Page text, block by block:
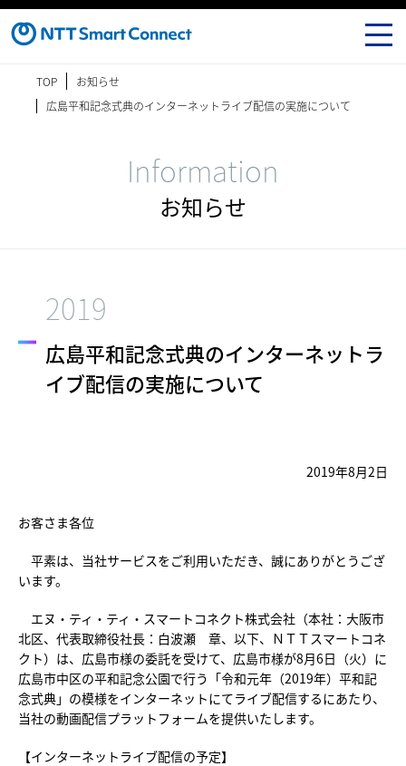
TOP
お知らせ
広島平和記念式典のインターネットライブ配信の実施について
Information
お知らせ
2019
広島平和記念式典のインターネットラ
イブ配信の実施について
2019年8月2日
お客さま各位
平素は、当社サービスをご利用いただき、誠にありがとうござ
います。
エヌ・ティ・ティ・スマートコネクト株式会社（本社：大阪市
北区、代表取締役社長：白波瀬 章、以下、ＮＴＴスマートコネ
クト）は、広島市様の委託を受けて、広島市様が8月6日（火）に
広島市中区の平和記念公園で行う「令和元年（2019年）平和記
念式典」の模様をインターネットにてライブ配信するにあたり、
当社の動画配信プラットフォームを提供いたします。
【インターネットライブ配信の予定】